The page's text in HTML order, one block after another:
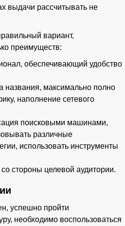
выдачи рассчитывать не
вариант,
преимуществ:
обеспечивающий удобство
названия, максимально полно
наполнение сетевого
поисковыми машинами,
различные
использовать инструменты
стороны целевой аудитории.
успешно пройти
необходимо воспользоваться